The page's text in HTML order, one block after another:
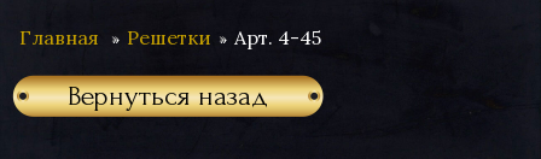
Главная Решетки Арт. 4-45
Вернуться назад